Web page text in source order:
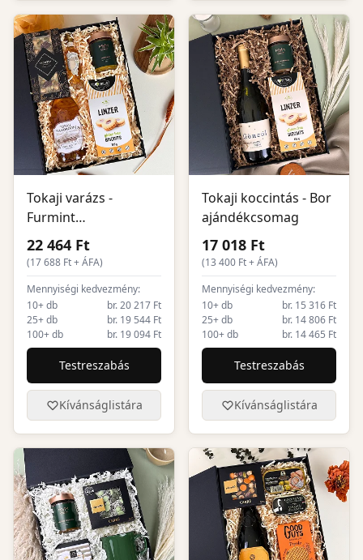
Tokaji varázs -
Furmint
ajándékcsomag
22 464 Ft
(17 688 Ft + ÁFA)
Mennyiségi kedvezmény:
10+ db
br. 20 217 Ft
25+ db
br. 19 544 Ft
100+ db
br. 19 094 Ft
Testreszabás
Kívánságlistára
Tokaji koccintás - Bor
ajándékcsomag
17 018 Ft
(13 400 Ft + ÁFA)
Mennyiségi kedvezmény:
10+ db
br. 15 316 Ft
25+ db
br. 14 806 Ft
100+ db
br. 14 465 Ft
Testreszabás
Kívánságlistára